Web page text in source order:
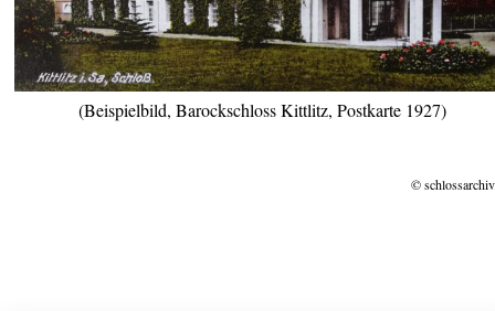
(Beispielbild, Barockschloss Kittlitz, Postkarte 1927)
©